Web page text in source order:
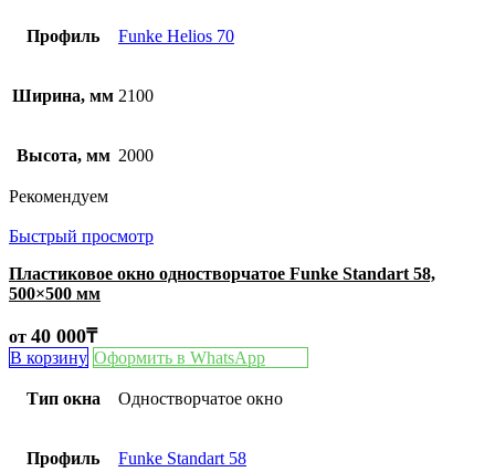
Профиль Funke Helios 70
Ширина, мм 2100
Высота, мм 2000
Рекомендуем
Быстрый просмотр
Пластиковое окно одностворчатое Funke Standart 58,
500×500 мм
от 40 000₸
В корзину Оформить в WhatsApp
Тип окна Одностворчатое окно
Профиль Funke Standart 58